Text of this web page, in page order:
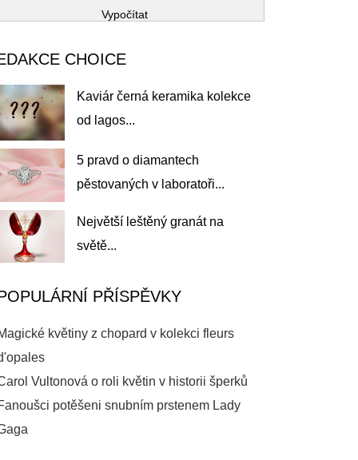
Vypočítat
CHOICE
Kaviár černá keramika kolekce
od lagos...
5 pravd o diamantech
pěstovaných v laboratoři...
Největší leštěný granát na
světě...
PŘÍSPĚVKY
květiny z chopard v kolekci fleurs
Vultonová o roli květin v historii šperků
potěšeni snubním prstenem Lady